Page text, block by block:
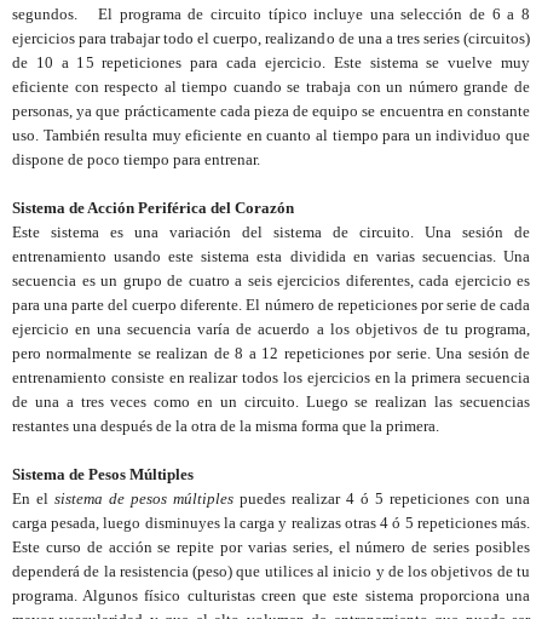
segundos.
El programa de circuito típico incluye una selección de 6 a 8
ejercicios para trabajar todo el cuerpo, realizando de una a tres series (circuitos)
de 10 a 15 repeticiones para cada ejercicio. Este sistema se vuelve muy
eficiente con respecto al tiempo cuando se trabaja con un número grande de
personas, ya que prácticamente cada pieza de equipo se encuentra en constante
uso. También resulta muy eficiente en cuanto al tiempo para un individuo que
dispone de poco tiempo para entrenar.
Sistema de Acción Periférica del Corazón
Este sistema es una variación del sistema de circuito. Una sesión de
entrenamiento usando este sistema esta dividida en varias secuencias. Una
secuencia es un grupo de cuatro a seis ejercicios diferentes, cada ejercicio es
para una parte del cuerpo diferente. El número de repeticiones por serie de cada
ejercicio en una secuencia varía de acuerdo a los objetivos de tu programa,
pero normalmente se realizan de 8 a 12 repeticiones por serie. Una sesión de
entrenamiento consiste en realizar todos los ejercicios en la primera secuencia
de una a tres veces como en un circuito. Luego se realizan las secuencias
restantes una después de la otra de la misma forma que la primera.
Sistema de Pesos Múltiples
En el sistema de pesos múltiples puedes realizar 4 ó 5 repeticiones con una
carga pesada, luego disminuyes la carga y realizas otras 4 ó 5 repeticiones más.
Este curso de acción se repite por varias series, el número de series posibles
dependerá de la resistencia (peso) que utilices al inicio y de los objetivos de tu
programa. Algunos físico culturistas creen que este sistema proporciona una